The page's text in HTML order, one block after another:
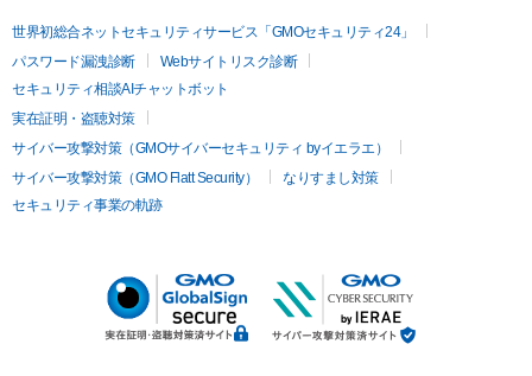
世界初総合ネットセキュリティサービス「GMOセキュリティ24」
パスワード漏洩診断
Webサイトリスク診断
セキュリティ相談AIチャットボット
実在証明・盗聴対策
サイバー攻撃対策（GMOサイバーセキュリティ byイエラエ）
サイバー攻撃対策（GMO Flatt Security）
なりすまし対策
セキュリティ事業の軌跡